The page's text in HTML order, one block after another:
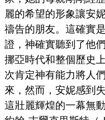
麗的希望的形象讓安
禱告的朋友。這確實
證，神確實聽到了他
挪亞時代和整個歷史
次肯定神有能力將人
來，然而，安妮感到
這壯麗輝煌的一幕無動